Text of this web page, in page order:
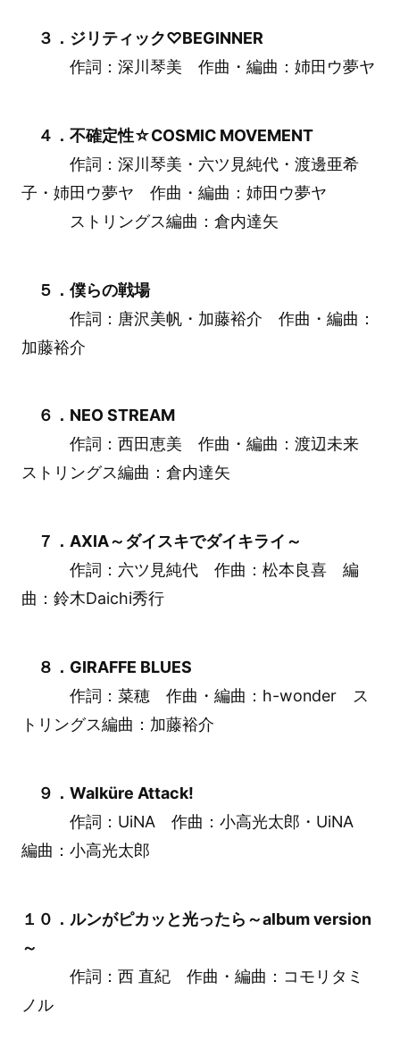
３．ジリティック♡BEGINNER
作詞：深川琴美 作曲・編曲：姉田ウ夢ヤ
４．不確定性☆COSMIC MOVEMENT
作詞：深川琴美・六ツ見純代・渡邊亜希
子・姉田ウ夢ヤ 作曲・編曲：姉田ウ夢ヤ
ストリングス編曲：倉内達矢
５．僕らの戦場
作詞：唐沢美帆・加藤裕介 作曲・編曲：
加藤裕介
６．NEO STREAM
作詞：西田恵美 作曲・編曲：渡辺未来
ストリングス編曲：倉内達矢
７．AXIA～ダイスキでダイキライ～
作詞：六ツ見純代 作曲：松本良喜 編
曲：鈴木Daichi秀行
８．GIRAFFE BLUES
作詞：菜穂 作曲・編曲：h-wonder ス
トリングス編曲：加藤裕介
９．Walküre Attack!
作詞：UiNA 作曲：小高光太郎・UiNA
編曲：小高光太郎
１０．ルンがピカッと光ったら～album version
～
作詞：西 直紀 作曲・編曲：コモリタミ
ノル